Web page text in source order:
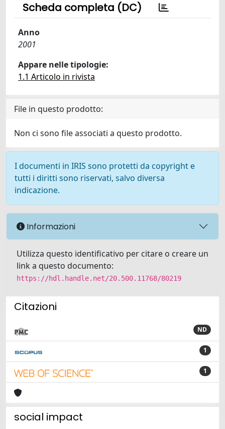
Scheda completa (DC)
Anno
2001
Appare nelle tipologie:
1.1 Articolo in rivista
File in questo prodotto:
Non ci sono file associati a questo prodotto.
I documenti in IRIS sono protetti da copyright e
tutti i diritti sono riservati, salvo diversa
indicazione.
Informazioni
Utilizza questo identificativo per citare o creare un
link a questo documento:
https://hdl.handle.net/20.500.11768/80219
Citazioni
ND
1
1
social impact